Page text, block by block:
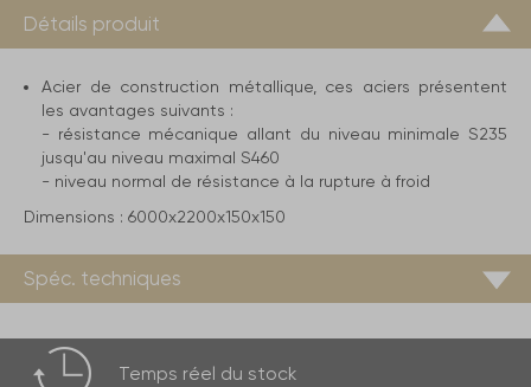
Détails produit
Acier de construction métallique, ces aciers présentent
les avantages suivants :
- résistance mécanique allant du niveau minimale S235
jusqu'au niveau maximal S460
- niveau normal de résistance à la rupture à froid
Dimensions : 6000x2200x150x150
Spéc. techniques
Temps réel du stock